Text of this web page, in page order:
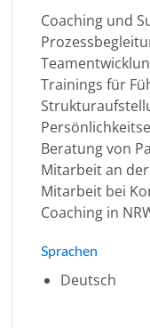
Coaching und
Trainings für
Beratung von
Mitarbeit an der
Mitarbeit bei
Coaching in
Sprachen
Deutsch